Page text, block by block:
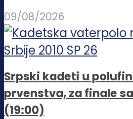
09/08/2026
Srpski kadeti u
prvenstva, za finale
(19:00)